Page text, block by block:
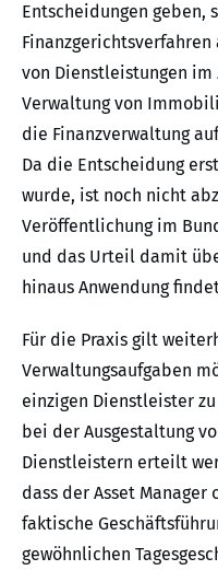
Entscheidungen geben,
von Dienstleistungen
Verwaltung von
die Finanzverwaltung
Da die Entscheidung
wurde, ist noch nicht
Veröffentlichung im
und das Urteil damit
hinaus Anwendung
Für die Praxis gilt
Verwaltungsaufgaben
einzigen Dienstleister
bei der Ausgestaltung
Dienstleistern erteilt
dass der Asset
faktische
gewöhnlichen